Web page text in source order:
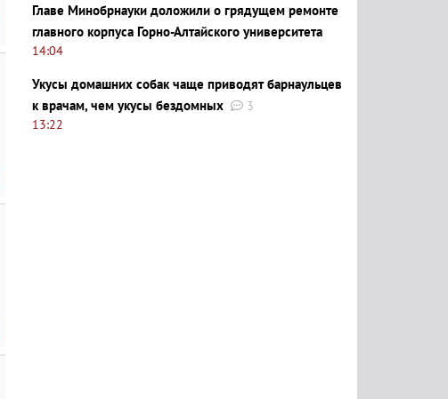
Главе Минобрнауки доложили о грядущем ремонте
главного корпуса Горно-Алтайского университета
14:04
Укусы домашних собак чаще приводят барнаульцев
к врачам, чем укусы бездомных
3
13:22